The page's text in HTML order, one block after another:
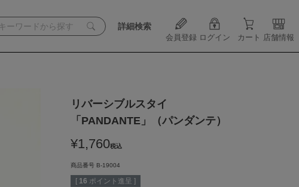
詳細検索
会員登録 ログイン カート 店舗情報
リバーシブルスタイ
「PANDANTE」（パンダンテ）
¥1,760税込
商品番号 B-19004
[ 16 ポイント進呈 ]